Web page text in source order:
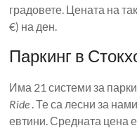
градовете. Цената на
€) на ден.
Паркинг в
Има 21 системи за
Ride . Те са лесни за
евтини. Средната цена